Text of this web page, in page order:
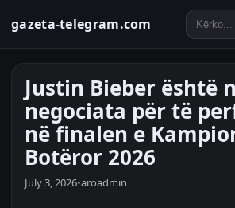
gazeta-telegram.com
Justin Bieber është
negociata për të
në finalen e
Botëror 2026
July 3, 2026•aroadmin